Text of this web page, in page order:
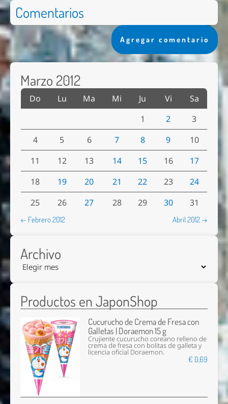
Comentarios
Agregar comentario
Marzo 2012
Do Lu Ma Mi Ju Vi
Sa
1
2
3
4
5 6 7 8 9
10
11
12 13 14 15 16
17
18
19 20 21 22 23
24
25
26 27 28 29 30 31
← Febrero 2012 Abril 2012 →
Archivo
Productos en JaponShop
Cucurucho de Crema de Fresa con
Galletas | Doraemon 15 g
Crujiente cucurucho coreano relleno de
crema de fresa con bolitas de galleta y
licencia oficial Doraemon.
€ 0,69